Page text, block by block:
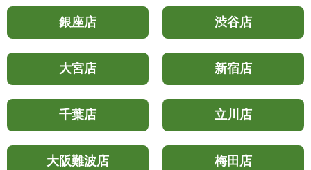
銀座店 渋谷店
大宮店 新宿店
千葉店 立川店
大阪難波店 梅田店